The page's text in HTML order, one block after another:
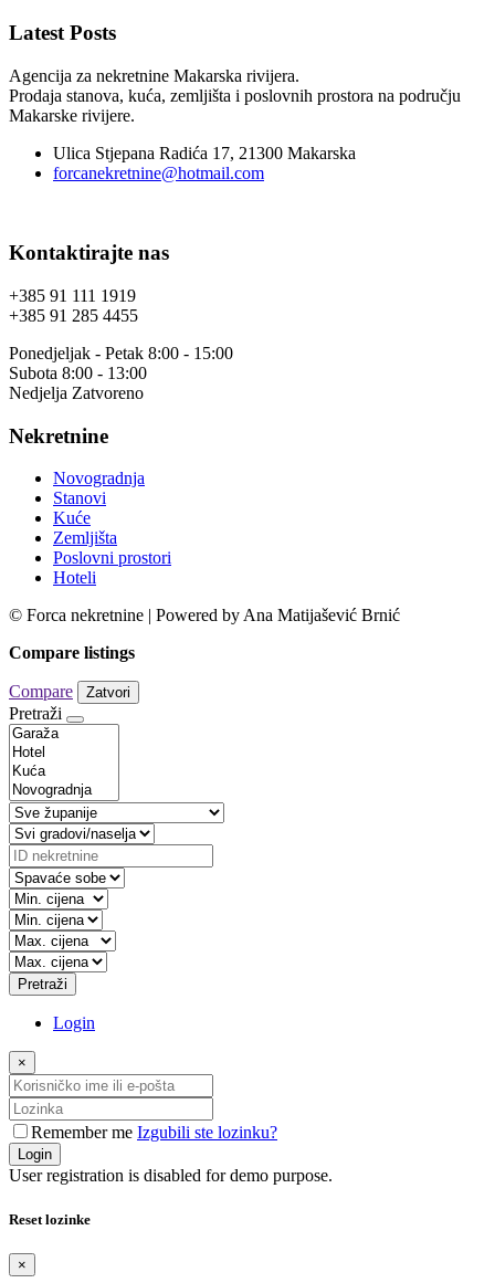
Latest Posts
Agencija za nekretnine Makarska rivijera.
Prodaja stanova, kuća, zemljišta i poslovnih prostora na području
Makarske rivijere.
Ulica Stjepana Radića 17, 21300 Makarska
forcanekretnine@hotmail.com
Kontaktirajte nas
+385 91 111 1919
+385 91 285 4455
Ponedjeljak - Petak 8:00 - 15:00
Subota 8:00 - 13:00
Nedjelja Zatvoreno
Nekretnine
Novogradnja
Stanovi
Kuće
Zemljišta
Poslovni prostori
Hoteli
© Forca nekretnine | Powered by Ana Matijašević Brnić
Compare listings
Compare Zatvori
Pretraži
Pretraži
Login
×
Remember me Izgubili ste lozinku?
Login
User registration is disabled for demo purpose.
Reset lozinke
×